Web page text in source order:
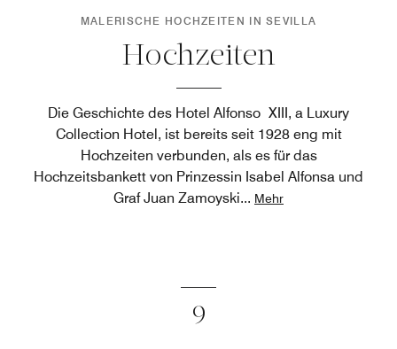
MALERISCHE HOCHZEITEN IN SEVILLA
Hochzeiten
Die Geschichte des Hotel Alfonso XIII, a Luxury
Collection Hotel, ist bereits seit 1928 eng mit
Hochzeiten verbunden, als es für das
Hochzeitsbankett von Prinzessin Isabel Alfonsa und
Graf Juan Zamoyski... Mehr
9